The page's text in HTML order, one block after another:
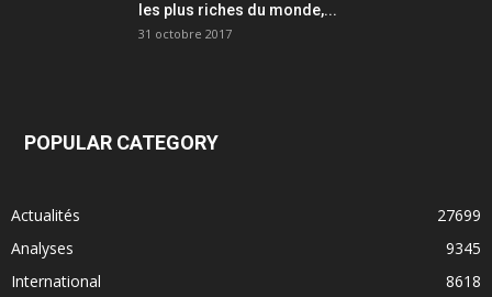
les plus riches du monde,...
31 octobre 2017
POPULAR CATEGORY
Actualités
27699
Analyses
9345
International
8618